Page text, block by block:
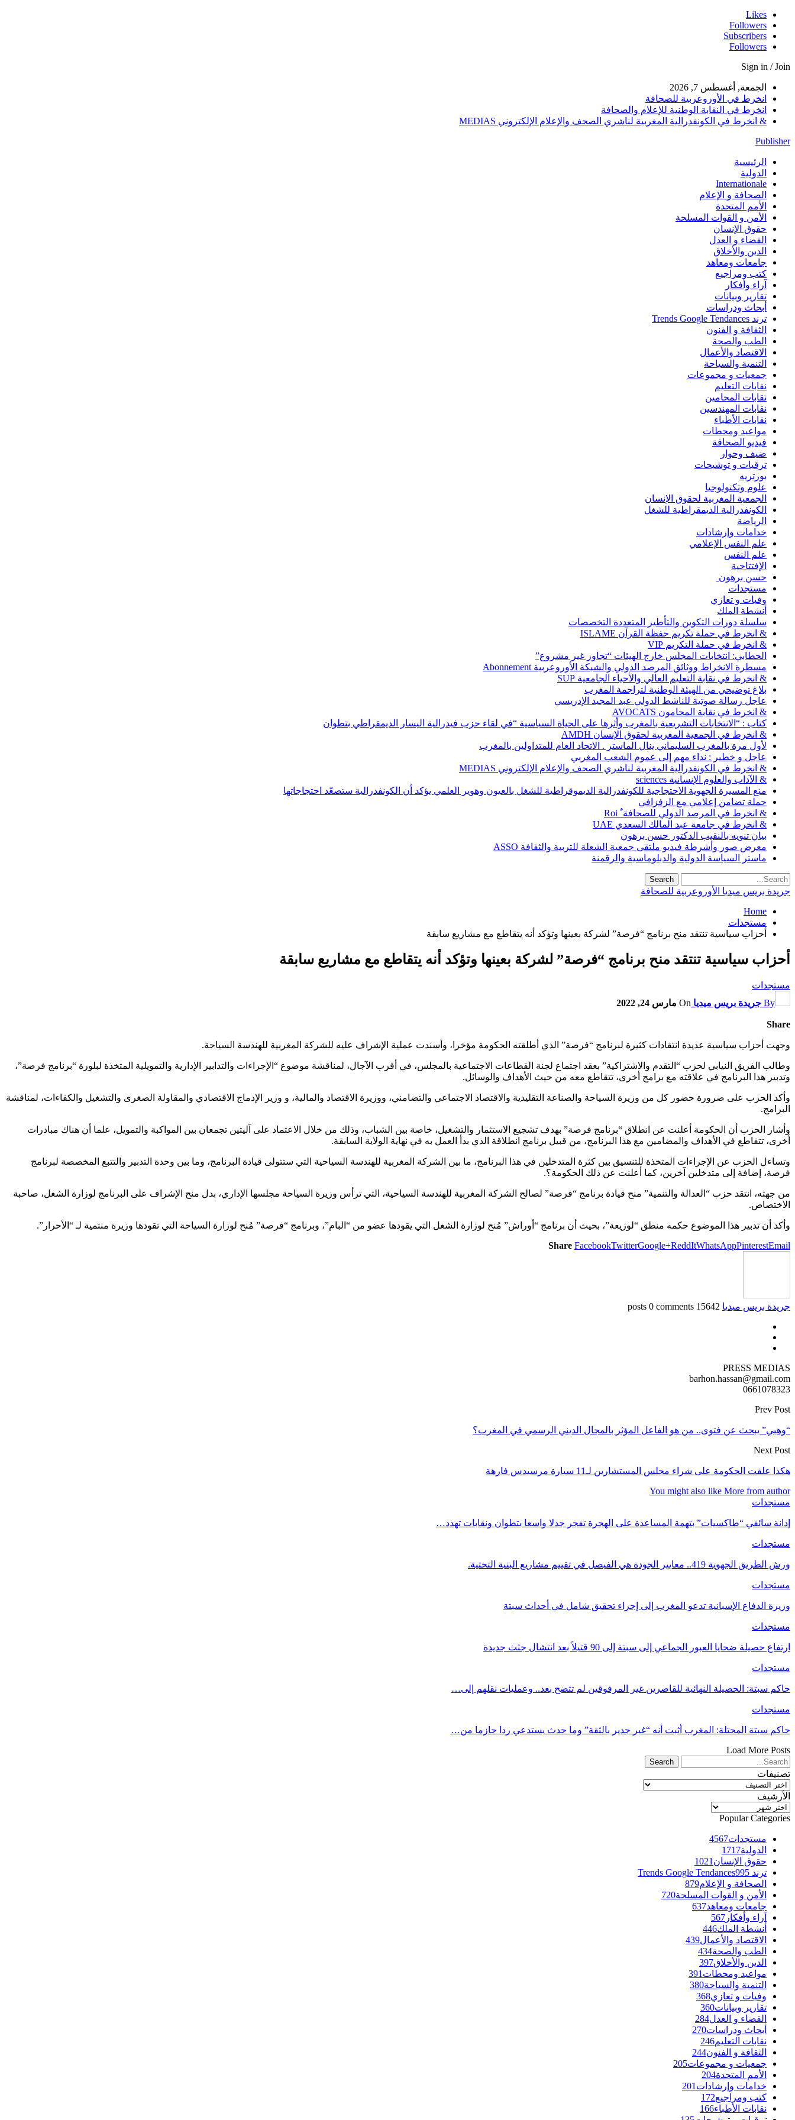
Likes
Followers
Subscribers
Followers
Sign in / Join
الجمعة, أغسطس 7, 2026
انخرط في الأوروعربية للصحافة
انخرط في النقابة الوطنية للإعلام والصحافة
& انخرط في الكونفدرالية المغربية لناشري الصحف والإعلام الإلكتروني MEDIAS
Publisher
الرئيسية
الدولية
Internationale
الصحافة و الإعلام
الأمم المتحدة
الأمن و القوات المسلحة
حقوق الإنسان
القضاء و العدل
الدين والأخلاق
جامعات ومعاهد
كتب ومراجيع
آراء وأفكار
تقارير وبيانات
أبحاث ودراسات
ترند Trends Google Tendances
الثقافة و الفنون
الطب والصحة
الاقتصاد والأعمال
التنمية والسياحة
جمعيات و مجموعات
نقابات التعليم
نقابات المحامين
نقابات المهندسين
نقابات الأطباء
مواعيد ومحطات
فيديو الصحافة
ضيف وحوار
ترقيات و توشيحات
بورتريه
علوم وتكنولوجيا
الجمعية المغربية لحقوق الإنسان
الكونفدرالية الديمقراطية للشغل
الرياضة
خدامات وإرشادات
علم النفس الإعلامي
علم النفس
الإفتتاحية
حسن برهون
مستجدات
وفيات و تعازي
أنشطة الملك
سلسلة دورات التكوين والتأطير المتعددة التخصصات
& انخرط في حملة تكريم حفظة القرآن ISLAME
& انخرط في حملة التكريم VIP
الحطابي: انتخابات المجلس خارج الهيئات “تجاوز غير مشروع”
مسطرة الانخراط ووثائق المرصد الدولي والشبكة الأوروعربية Abonnement
& انخرط في نقابة التعليم العالي والأحياء الجامعية SUP
بلاغ توضيحي من الهيئة الوطنية لتراجمة المغرب
عاجل رسالة صوتية للناشط الدولي عبد المجيد الإدريسي
& انخرط في نقابة المحامون AVOCATS
كتاب : “الانتخابات التشريعية بالمغرب وأثرها على الحياة السياسية “في لقاء حزب فيدرالية اليسار الديمقراطي بتطوان
& انخرط في الجمعية المغربية لحقوق الإنسان AMDH
لأول مرة بالمغرب السليماني ينال الماستر . الاتحاد العام للمتداولين بالمغرب
عاجل و خطير : نداء مهم إلى عموم الشعب المغربي
& انخرط في الكونفدرالية المغربية لناشري الصحف والإعلام الإلكتروني MEDIAS
& الآداب والعلوم الإنسانية sciences
منع المسيرة الجهوية الاحتجاجية للكونفدرالية الديموقراطية للشغل بالعيون وهوير العلمي يؤكد أن الكونفدرالية ستصعّد احتجاجاتها
حملة تضامن إعلامي مع الزفزافي
& انخرط في المرصد الدولي للصحافة ٌ Roi
& انخرط في جامعة عبد المالك السعدي UAE
بيان تنويه بالنقيب الدكتور حسن برهون
معرض صور وأشرطة فيديو ملتقى جمعية الشعلة للتربية والثقافة ASSO
ماستر السياسة الدولية والدبلوماسية والرقمنة
جريدة بريس ميديا الأوروعربية للصحافة
Home
مستجدات
أحزاب سياسية تنتقد منح برنامج “فرصة” لشركة بعينها وتؤكد أنه يتقاطع مع مشاريع سابقة
أحزاب سياسية تنتقد منح برنامج “فرصة” لشركة بعينها وتؤكد أنه يتقاطع مع مشاريع سابقة
مستجدات
By جريدة بريس ميديا On مارس 24, 2022
Share
وجهت أحزاب سياسية عديدة انتقادات كثيرة لبرنامج “فرصة” الذي أطلقته الحكومة مؤخرا، وأسندت عملية الإشراف عليه للشركة المغربية للهندسة السياحة.
وطالب الفريق النيابي لحزب “التقدم والاشتراكية” بعقد اجتماع لجنة القطاعات الاجتماعية بالمجلس، في أقرب الآجال، لمناقشة موضوع “الإجراءات والتدابير الإدارية والتمويلية المتخذة لبلورة “برنامج فرصة”،
وتدبير هذا البرنامج في علاقته مع برامج أخرى، تتقاطع معه من حيث الأهداف والوسائل.
وأكد الحزب على ضرورة حضور كل من وزيرة السياحة والصناعة التقليدية والاقتصاد الاجتماعي والتضامني، ووزيرة الاقتصاد والمالية، و وزير الإدماج الاقتصادي والمقاولة الصغرى والتشغيل والكفاءات، لمناقشة
البرامج.
وأشار الحزب أن الحكومة أعلنت عن انطلاق “برنامج فرصة” بهدف تشجيع الاستثمار والتشغيل، خاصة بين الشباب، وذلك من خلال الاعتماد على آليتين تجمعان بين المواكبة والتمويل، علما أن هناك مبادرات
أخرى، تتقاطع في الأهداف والمضامين مع هذا البرنامج، من قبيل برنامج انطلاقة الذي بدأ العمل به في نهاية الولاية السابقة.
وتساءل الحزب عن الإجراءات المتخذة للتنسيق بين كثرة المتدخلين في هذا البرنامج، ما بين الشركة المغربية للهندسة السياحية التي ستتولى قيادة البرنامج، وما بين وحدة التدبير والتتبع المخصصة لبرنامج
فرصة، إضافة إلى متدخلين آخرين، كما أعلنت عن ذلك الحكومة؟.
من جهته، انتقد حزب “العدالة والتنمية” منح قيادة برنامج “فرصة” لصالح الشركة المغربية للهندسة السياحية، التي ترأس وزيرة السياحة مجلسها الإداري، بدل منح الإشراف على البرنامج لوزارة الشغل، صاحبة
الاختصاص.
وأكد أن تدبير هذا الموضوع حكمه منطق “لوزيعة”، بحيث أن برنامج “أوراش” مُنح لوزارة الشغل التي يقودها عضو من “البام”، وبرنامج “فرصة” مُنح لوزارة السياحة التي تقودها وزيرة منتمية لـ “الأحرار”.
Share FacebookTwitterGoogle+ReddItWhatsAppPinterestEmail
جريدة بريس ميديا 15642 posts
0 comments
PRESS MEDIAS
barhon.hassan@gmail.com
0661078323
Prev Post
“وهبي” يبحث عن فتوى.. من هو الفاعل المؤثر بالمجال الديني الرسمي في المغرب؟
Next Post
هكذا علقت الحكومة على شراء مجلس المستشارين لـ11 سيارة مرسيدس فارهة
You might also like More from author
مستجدات
إدانة سائقي “طاكسيات” بتهمة المساعدة على الهجرة تفجر جدلا واسعا بتطوان ونقابات تهدد…
مستجدات
ورش الطريق الجهوية 419.. معايير الجودة هي الفيصل في تقييم مشاريع البنية التحتية.
مستجدات
وزيرة الدفاع الإسبانية تدعو المغرب إلى إجراء تحقيق شامل في أحداث سبتة
مستجدات
ارتفاع حصيلة ضحايا العبور الجماعي إلى سبتة إلى 90 قتيلاً بعد انتشال جثث جديدة
مستجدات
حاكم سبتة: الحصيلة النهائية للقاصرين غير المرفوقين لم تتضح بعد.. وعمليات نقلهم إلى…
مستجدات
حاكم سبتة المحتلة: المغرب أثبت أنه “غير جدير بالثقة” وما حدث يستدعي ردا حازما من…
Load More Posts
تصنيفات
تصنيفات
الأرشيف
الأرشيف
Popular Categories
مستجدات4567
الدولية1717
حقوق الإنسان 1021
ترند Trends Google Tendances 995
الصحافة و الإعلام879
الأمن و القوات المسلحة720
جامعات ومعاهد637
آراء وأفكار 567
أنشطة الملك446
الاقتصاد والأعمال439
الطب والصحة434
الدين والأخلاق397
مواعيد ومحطات 391
التنمية والسياحة380
وفيات و تعازي368
تقارير وبيانات360
القضاء و العدل284
أبحاث ودراسات270
نقابات التعليم246
الثقافة و الفنون244
جمعيات و مجموعات205
الأمم المتحدة204
خدامات وإرشادات 201
كتب ومراجيع172
نقابات الأطباء166